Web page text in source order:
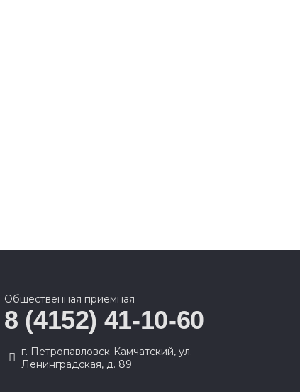
Общественная приемная
8 (4152) 41-10-60
г. Петропавловск-Камчатский, ул.
Ленинградская, д. 89